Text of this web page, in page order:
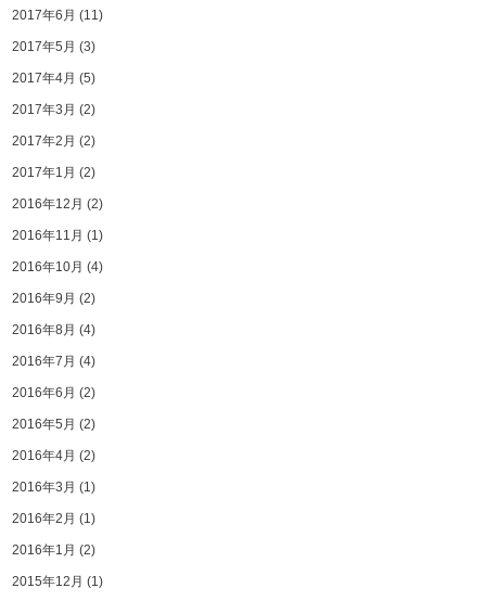
2017年6月 (11)
2017年5月 (3)
2017年4月 (5)
2017年3月 (2)
2017年2月 (2)
2017年1月 (2)
2016年12月 (2)
2016年11月 (1)
2016年10月 (4)
2016年9月 (2)
2016年8月 (4)
2016年7月 (4)
2016年6月 (2)
2016年5月 (2)
2016年4月 (2)
2016年3月 (1)
2016年2月 (1)
2016年1月 (2)
2015年12月 (1)